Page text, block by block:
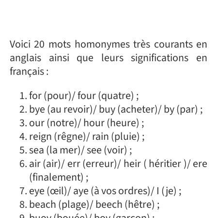
Voici 20 mots homonymes très courants en
anglais ainsi que leurs significations en
français :
for (pour)/ four (quatre) ;
bye (au revoir)/ buy (acheter)/ by (par) ;
our (notre)/ hour (heure) ;
reign (rêgne)/ rain (pluie) ;
sea (la mer)/ see (voir) ;
air (air)/ err (erreur)/ heir ( héritier )/ ere
(finalement) ;
eye (œil)/ aye (à vos ordres)/ I (je) ;
beach (plage)/ beech (hêtre) ;